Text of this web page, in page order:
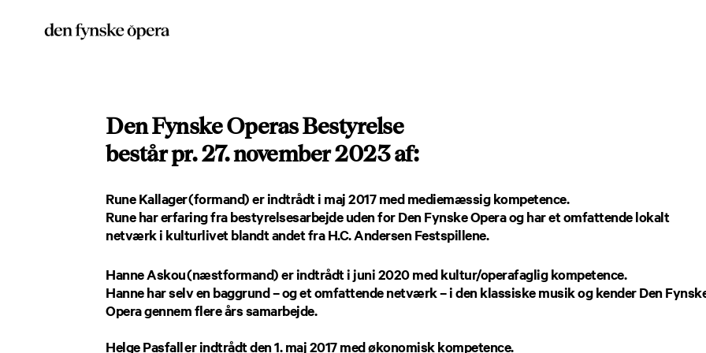
Den Fynske Operas Bestyrelse
bestårpr. 27. november 2023 af:
Rune Kallager(formand) er indtrådt i maj 2017 med mediemæssig kompetence.
Rune har erfaring fra bestyrelsesarbejde uden for Den Fynske Opera og har et omfattende lokalt
netværk i kulturlivet blandt andet fra H.C. Andersen Festspillene.
Hanne Askou(næstformand) er indtrådt i juni 2020 med kultur/operafaglig kompetence.
Hanne har selv en baggrund – og et omfattende netværk – i den klassiske musik og kender Den
Opera gennem flere års samarbejde.
Helge Pasfaller indtrådt den 1. maj 2017 med økonomisk kompetence.